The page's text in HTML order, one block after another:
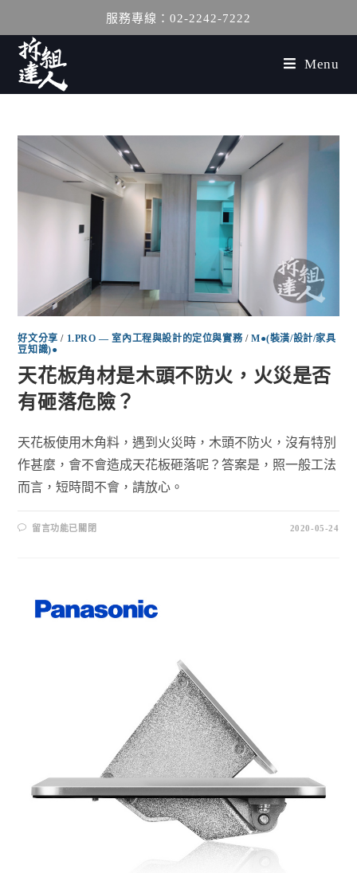
服務專線：02-2242-7222
Menu
好文分享 / 1.PRO — 室內工程與設計的定位與實務/M●(裝潢/設計/家具
豆知識)●
天花板角材是木頭不防火，火災是否
有砸落危險？
天花板使用木角料，遇到火災時，木頭不防火，沒有特別
作甚麼，會不會造成天花板砸落呢？答案是，照一般工法
而言，短時間不會，請放心。
留言功能已關閉 2020-05-24